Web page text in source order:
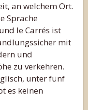
an welchem Ort.
Sprache
le Carrés ist
mit
und
zu verkehren.
unter fünf
es keinen